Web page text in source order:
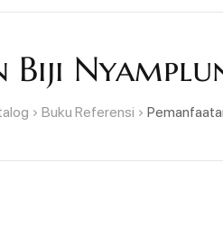
Biji
Buku Referensi